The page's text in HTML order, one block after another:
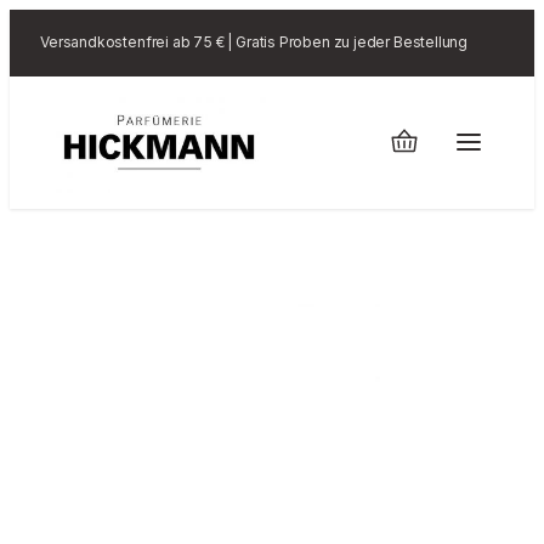
Versandkostenfrei ab 75 € | Gratis Proben zu jeder Bestellung